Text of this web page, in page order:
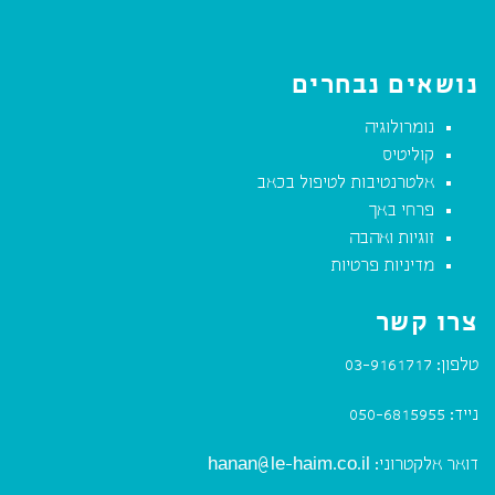
נושאים נבחרים
נומרולוגיה
קוליטיס
אלטרנטיבות לטיפול בכאב
פרחי באך
זוגיות ואהבה
מדיניות פרטיות
צרו קשר
טלפון: 03-9161717
נייד: 050-6815955
דואר אלקטרוני: hanan@le-haim.co.il